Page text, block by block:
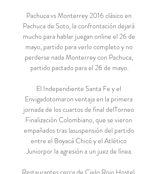
Pachuca vs Monterrey 2016 clásico en
Pachuca de Soto, la confrontación dejará
mucho para hablar juegan online el 26 de
mayo, partido para verlo completo y no
perderse nada Monterrey con Pachuca,
partido pactado para el 26 de mayo.
El Independiente Santa Fe y el
Envigadotomaron ventaja en la primera
jornada de los cuartos de final delTorneo
Finalización Colombiano, que se vieron
empañados tras lasuspensión del partido
entre el Boyacá Chicó y el Atlético
Juniorpor la agresión a un juez de línea.
Restaurantes cerca de Cielo Rojo Hostel,